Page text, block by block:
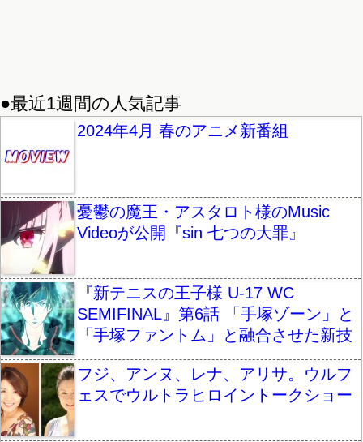
●最近1週間の人気記事
2024年4月 春のアニメ新番組
憂鬱の魔王・アスタロト様のMusic
Videoが公開『sin 七つの大罪』
『新テニスの王子様 U-17 WC
SEMIFINAL』第6話 「手塚ゾーン」と
「手塚ファントム」と融合させた新技
フジ、アンヌ、レナ、アリサ。ウルフ
ェスでウルトラヒロイントークショー